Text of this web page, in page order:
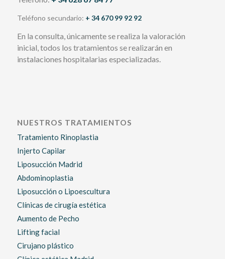
Teléfono secundario: + 34 670 99 92 92
En la consulta, únicamente se realiza la valoración
inicial, todos los tratamientos se realizarán en
instalaciones hospitalarias especializadas.
NUESTROS TRATAMIENTOS
Tratamiento Rinoplastia
Injerto Capilar
Liposucción Madrid
Abdominoplastia
Liposucción o Lipoescultura
Clínicas de cirugía estética
Aumento de Pecho
Lifting facial
Cirujano plástico